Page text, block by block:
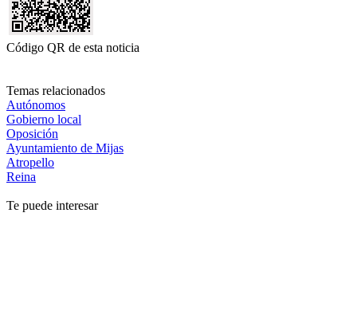
Código QR de esta noticia
Temas relacionados
Autónomos
Gobierno local
Oposición
Ayuntamiento de Mijas
Atropello
Reina
Te puede interesar